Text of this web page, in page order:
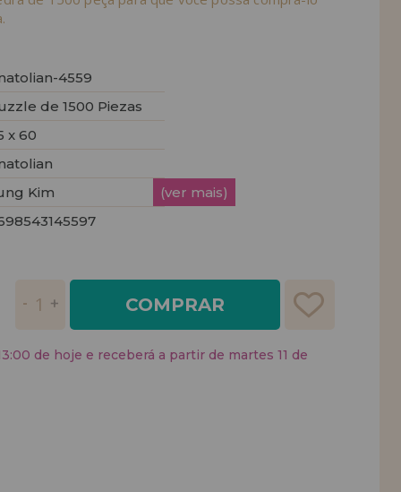
4559
de 1500 Piezas
x 60
Kim
(ver mais)
COMPRAR
de hoje e receberá a partir de martes 11 de